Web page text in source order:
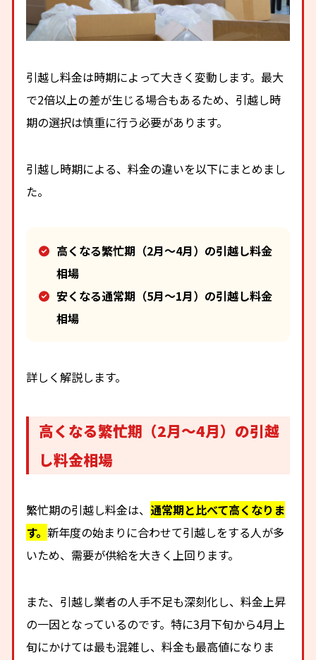
引越し料金は時期によって大きく変動します。最大
で2倍以上の差が生じる場合もあるため、引越し時
期の選択は慎重に行う必要があります。
引越し時期による、料金の違いを以下にまとめまし
た。
高くなる繁忙期（2月～4月）の引越し料金
相場
安くなる通常期（5月～1月）の引越し料金
相場
詳しく解説します。
高くなる繁忙期（2月～4月）の引越
し料金相場
繁忙期の引越し料金は、通常期と比べて高くなりま
す。新年度の始まりに合わせて引越しをする人が多
いため、需要が供給を大きく上回ります。
また、引越し業者の人手不足も深刻化し、料金上昇
の一因となっているのです。特に3月下旬から4月上
旬にかけては最も混雑し、料金も最高値になりま